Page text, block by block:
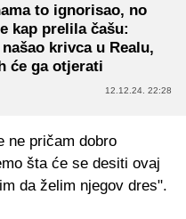
to ignorisao, no
kap prelila čašu:
našao krivca u Realu,
će ga otjerati
12.12.24. 22:28
ne pričam dobro
šta će se desiti ovaj
da želim njegov dres".